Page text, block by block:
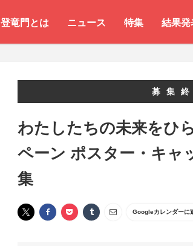
登竜門とは ニュース 特集 結果発
募集
わたしたちの未来をひ
ペーン ポスター・キャ
集
Googleカレンダーに